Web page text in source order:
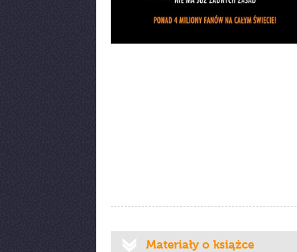
Materiały o książce